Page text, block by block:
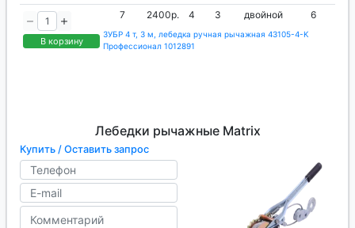
В корзину
7 2400р. 4 3 двойной 6
ЗУБР 4 т, 3 м, лебедка ручная рычажная 43105-4-K
Профессионал 1012891
Лебедки рычажные Matrix
Купить / Оставить запрос